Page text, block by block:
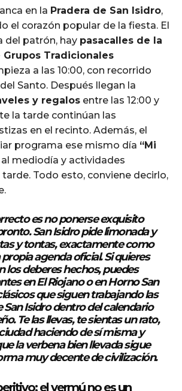
en la Pradera de San Isidro,
el corazón popular de la fiesta. El
del patrón, hay pasacalles de la
Grupos Tradicionales
a las 10:00, con recorrido
Santo. Después llegan la
y regalos entre las 12:00 y
la tarde continúan las
en el recinto. Además, el
programa ese mismo día “Mi
al mediodía y actividades
Todo esto, conviene decirlo,
es no ponerse exquisito
San Isidro pidelimonada y
y tontas, exactamente como
agenda oficial. Si quieres
los deberes hechos, puedes
enEl Riojanoo enHorno San
que siguen trabajando las
San Isidro dentro del calendario
Te las llevas, te sientas un rato,
haciendo de sí misma y
la verbena bien llevada sigue
muy decente de civilización.
el vermú no es un